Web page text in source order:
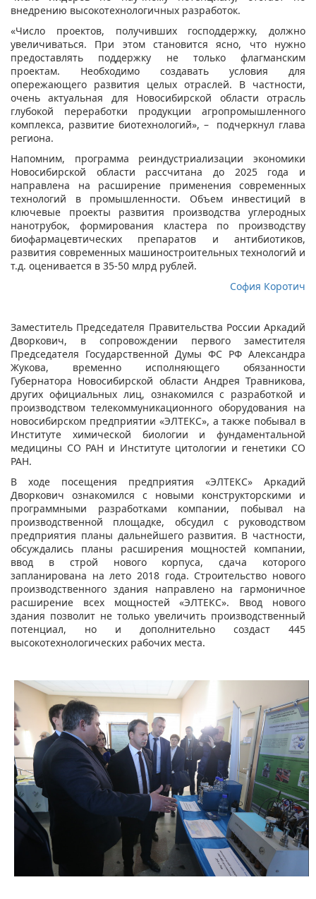
внедрению высокотехнологичных разработок.
«Число проектов, получивших господдержку, должно
увеличиваться. При этом становится ясно, что нужно
предоставлять поддержку не только флагманским
проектам. Необходимо создавать условия для
опережающего развития целых отраслей. В частности,
очень актуальная для Новосибирской области отрасль
глубокой переработки продукции агропромышленного
комплекса, развитие биотехнологий», – подчеркнул глава
региона.
Напомним, программа реиндустриализации экономики
Новосибирской области рассчитана до 2025 года и
направлена на расширение применения современных
технологий в промышленности. Объем инвестиций в
ключевые проекты развития производства углеродных
нанотрубок, формирования кластера по производству
биофармацевтических препаратов и антибиотиков,
развития современных машиностроительных технологий и
т.д. оценивается в 35-50 млрд рублей.
София Коротич
Заместитель Председателя Правительства России Аркадий
Дворкович, в сопровождении первого заместителя
Председателя Государственной Думы ФС РФ Александра
Жукова, временно исполняющего обязанности
Губернатора Новосибирской области Андрея Травникова,
других официальных лиц, ознакомился с разработкой и
производством телекоммуникационного оборудования на
новосибирском предприятии «ЭЛТЕКС», а также побывал в
Институте химической биологии и фундаментальной
медицины СО РАН и Институте цитологии и генетики СО
РАН.
В ходе посещения предприятия «ЭЛТЕКС» Аркадий
Дворкович ознакомился с новыми конструкторскими и
программными разработками компании, побывал на
производственной площадке, обсудил с руководством
предприятия планы дальнейшего развития. В частности,
обсуждались планы расширения мощностей компании,
ввод в строй нового корпуса, сдача которого
запланирована на лето 2018 года. Строительство нового
производственного здания направлено на гармоничное
расширение всех мощностей «ЭЛТЕКС». Ввод нового
здания позволит не только увеличить производственный
потенциал, но и дополнительно создаст 445
высокотехнологических рабочих места.